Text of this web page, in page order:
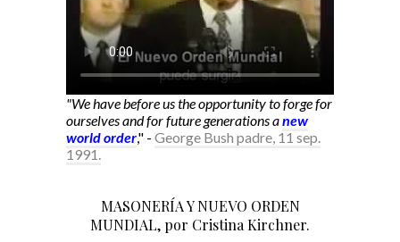
"We have before us the opportunity to forge for
ourselves and for future generations anew
world order," - George Bush padre, 11 sep.
1991.
MASONERÍA Y NUEVO ORDEN
MUNDIAL, por Cristina Kirchner.